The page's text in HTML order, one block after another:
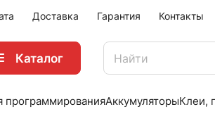
Доставка Гарантия Контакты
Каталог
программированияАккумуляторыКлеи,